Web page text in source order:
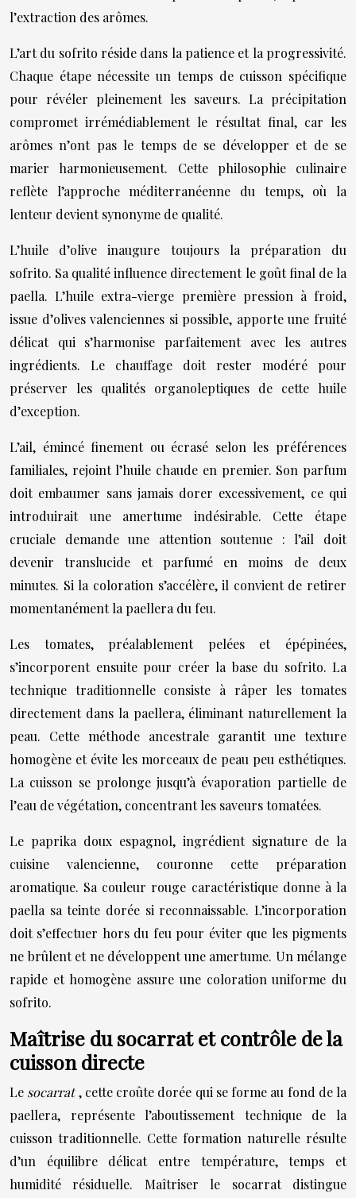
l’extraction des arômes.
L’art du sofrito réside dans la patience et la progressivité.
Chaque étape nécessite un temps de cuisson spécifique
pour révéler pleinement les saveurs. La précipitation
compromet irrémédiablement le résultat final, car les
arômes n’ont pas le temps de se développer et de se
marier harmonieusement. Cette philosophie culinaire
reflète l’approche méditerranéenne du temps, où la
lenteur devient synonyme de qualité.
L’huile d’olive inaugure toujours la préparation du
sofrito. Sa qualité influence directement le goût final de la
paella. L’huile extra-vierge première pression à froid,
issue d’olives valenciennes si possible, apporte une fruité
délicat qui s’harmonise parfaitement avec les autres
ingrédients. Le chauffage doit rester modéré pour
préserver les qualités organoleptiques de cette huile
d’exception.
L’ail, émincé finement ou écrasé selon les préférences
familiales, rejoint l’huile chaude en premier. Son parfum
doit embaumer sans jamais dorer excessivement, ce qui
introduirait une amertume indésirable. Cette étape
cruciale demande une attention soutenue : l’ail doit
devenir translucide et parfumé en moins de deux
minutes. Si la coloration s’accélère, il convient de retirer
momentanément la paellera du feu.
Les tomates, préalablement pelées et épépinées,
s’incorporent ensuite pour créer la base du sofrito. La
technique traditionnelle consiste à râper les tomates
directement dans la paellera, éliminant naturellement la
peau. Cette méthode ancestrale garantit une texture
homogène et évite les morceaux de peau peu esthétiques.
La cuisson se prolonge jusqu’à évaporation partielle de
l’eau de végétation, concentrant les saveurs tomatées.
Le paprika doux espagnol, ingrédient signature de la
cuisine valencienne, couronne cette préparation
aromatique. Sa couleur rouge caractéristique donne à la
paella sa teinte dorée si reconnaissable. L’incorporation
doit s’effectuer hors du feu pour éviter que les pigments
ne brûlent et ne développent une amertume. Un mélange
rapide et homogène assure une coloration uniforme du
sofrito.
Maîtrise du socarrat et contrôle de la
cuisson directe
Le socarrat, cette croûte dorée qui se forme au fond de la
paellera, représente l’aboutissement technique de la
cuisson traditionnelle. Cette formation naturelle résulte
d’un équilibre délicat entre température, temps et
humidité résiduelle. Maîtriser le socarrat distingue